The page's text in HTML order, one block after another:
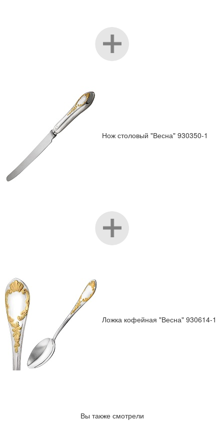
Нож столовый "Весна" 930350-1
Ложка кофейная "Весна" 930614-1
Вы также смотрели